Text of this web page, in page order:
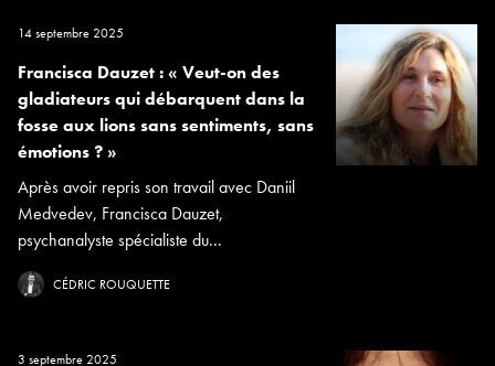
14 septembre 2025
Francisca Dauzet : « Veut-on des
gladiateurs qui débarquent dans la
fosse aux lions sans sentiments, sans
émotions ? »
Après avoir repris son travail avec Daniil
Medvedev, Francisca Dauzet,
psychanalyste spécialiste du...
CÉDRIC ROUQUETTE
3 septembre 2025